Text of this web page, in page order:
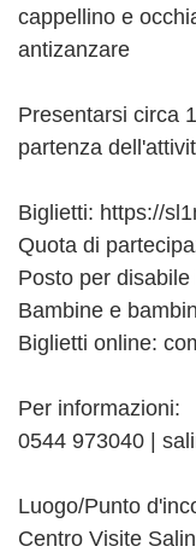
cappellino e
antizanzare
Presentarsi circa
partenza
Biglietti: https://
Quota di
Posto per
Bambine e
Biglietti online:
Per informazioni:
0544 973040 |
Luogo/Punto
Centro Visite